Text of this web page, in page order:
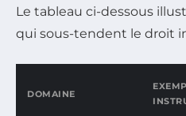
Le tableau ci-dessous
qui sous-tendent le droit
DOMAINE